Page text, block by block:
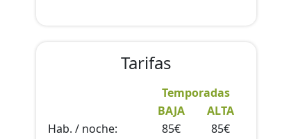
Tarifas
Temporadas
BAJA
ALTA
Hab. / noche:
85€ 85€